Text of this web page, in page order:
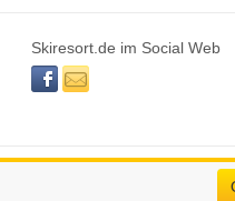
Skiresort.de im Social Web
facebooknewsletter